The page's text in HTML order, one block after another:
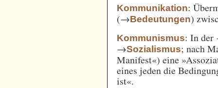
Kommunikation:
(→Bedeutungen)
Kommunismus: In
→Sozialismus; nach
Manifest«) eine
eines jeden die
ist«.